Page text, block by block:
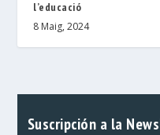
l’educació
8 Maig, 2024
Suscripción a la